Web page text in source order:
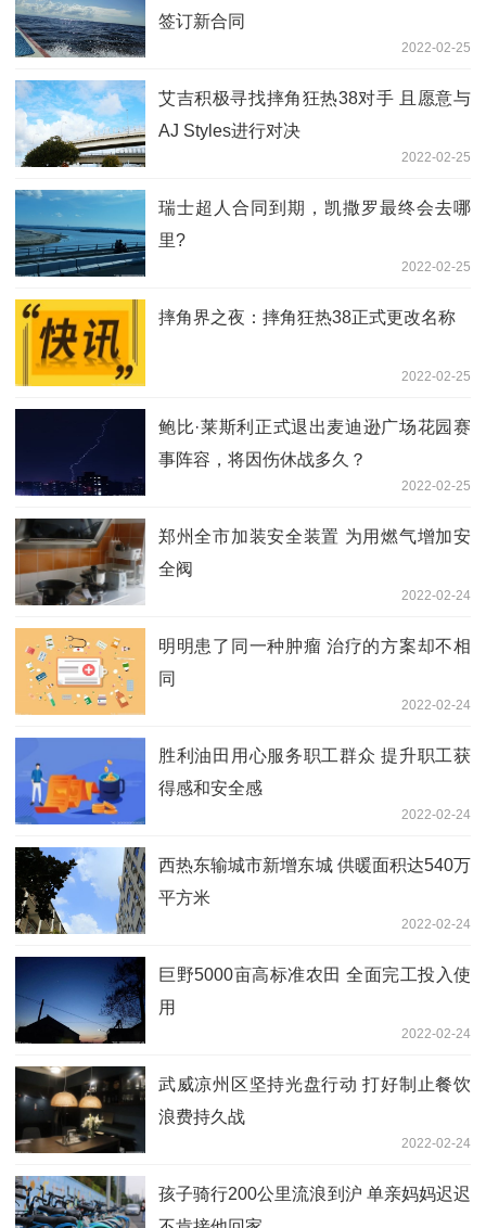
签订新合同
2022-02-25
艾吉积极寻找摔角狂热38对手 且愿意与
AJ Styles进行对决
2022-02-25
瑞士超人合同到期，凯撒罗最终会去哪
里?
2022-02-25
摔角界之夜：摔角狂热38正式更改名称
2022-02-25
鲍比·莱斯利正式退出麦迪逊广场花园赛
事阵容，将因伤休战多久？
2022-02-25
郑州全市加装安全装置 为用燃气增加安
全阀
2022-02-24
明明患了同一种肿瘤 治疗的方案却不相
同
2022-02-24
胜利油田用心服务职工群众 提升职工获
得感和安全感
2022-02-24
西热东输城市新增东城 供暖面积达540万
平方米
2022-02-24
巨野5000亩高标准农田 全面完工投入使
用
2022-02-24
武威凉州区坚持光盘行动 打好制止餐饮
浪费持久战
2022-02-24
孩子骑行200公里流浪到沪 单亲妈妈迟迟